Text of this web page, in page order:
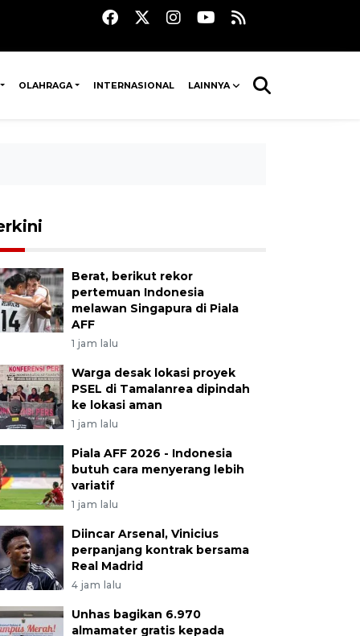
OLAHRAGA INTERNASIONAL LAINNYA
Berat, berikut rekor
pertemuan Indonesia
melawan Singapura di Piala
AFF
1 jam lalu
Warga desak lokasi proyek
PSEL di Tamalanrea dipindah
ke lokasi aman
1 jam lalu
Piala AFF 2026 - Indonesia
butuh cara menyerang lebih
variatif
1 jam lalu
Diincar Arsenal, Vinicius
perpanjang kontrak bersama
Real Madrid
4 jam lalu
Unhas bagikan 6.970
almamater gratis kepada